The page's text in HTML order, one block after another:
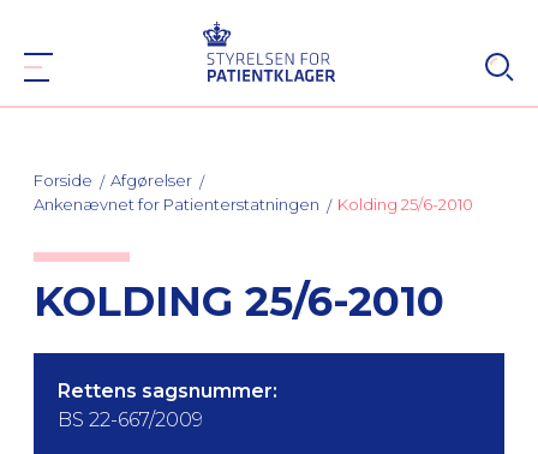
Forside
Afgørelser
Ankenævnet for Patienterstatningen
Kolding 25/6-2010
KOLDING 25/6-2010
Rettens sagsnummer:
BS 22-667/2009